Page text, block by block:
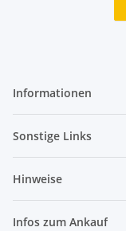
Informationen
Sonstige Links
Hinweise
Infos zum Ankauf